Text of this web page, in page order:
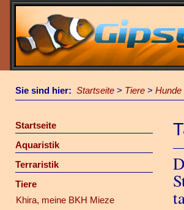
Sie sind hier: Startseite > Tiere > Hunde
Startseite
Aquaristik
Terraristik
Tiere
Khira, meine BKH Mieze